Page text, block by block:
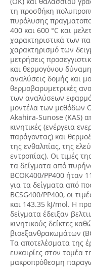
τη προσθήκη
πυρόλυσης
400 και 600 °C και
χαρακτηριστικά των
χαρακτηρισμό των
μετρήσεις
και θερμογόνου
αναλύσεις δομής και
θερμοβαρυμετρικές
των αναλύσεων
μοντέλα των μεθόδων
Akahira-Sunose (KAS)
κινητικές (ενέργεια
παράγοντας) και
της ενθαλπίας, της
εντροπίας). Οι τιμές
τα δείγματα από
BCOK400/PP400 ήταν
για τα δείγματα από
BCSG400/PP400, οι
και 143.35 kJ/mol. Η
δείγματα έδειξαν
κινητικούς δείκτες
βιοεξανθρακωμάτων
Τα αποτελέσματα της
ευκαιρίες στον τομέα
μακροπρόθεσμη